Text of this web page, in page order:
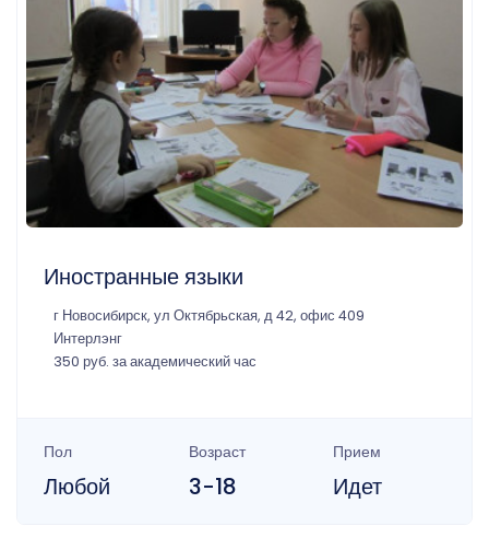
Иностранные языки
г Новосибирск, ул Октябрьская, д 42, офис 409
Интерлэнг
350 руб. за академический час
Пол
Любой
Возраст
3-18
Прием
Идет